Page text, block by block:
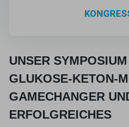
UNSER
GLUKOSE-KETON-
GAMECHANGER
ERFOLGREICHES